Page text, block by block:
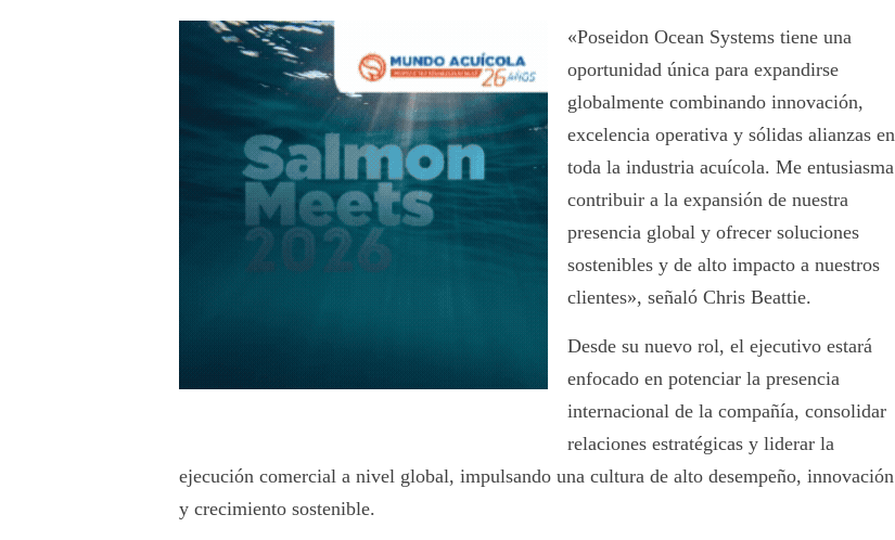
«Poseidon Ocean Systems tiene una
oportunidad única para expandirse
globalmente combinando innovación,
excelencia operativa y sólidas alianzas en
toda la industria acuícola. Me entusiasma
contribuir a la expansión de nuestra
presencia global y ofrecer soluciones
sostenibles y de alto impacto a nuestros
clientes», señaló Chris Beattie.
Desde su nuevo rol, el ejecutivo estará
enfocado en potenciar la presencia
internacional de la compañía, consolidar
relaciones estratégicas y liderar la
ejecución comercial a nivel global, impulsando una cultura de alto desempeño, innovación
y crecimiento sostenible.